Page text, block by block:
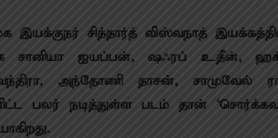
இயக்குநர் சித்தார்த் விஸ்வநாத்
சானியா ஐயப்பன், ஷஃரப் உதீன்,
அந்தோணி தாசன், சாமுவேல்
பலர் நடித்துள்ள படம் தான்